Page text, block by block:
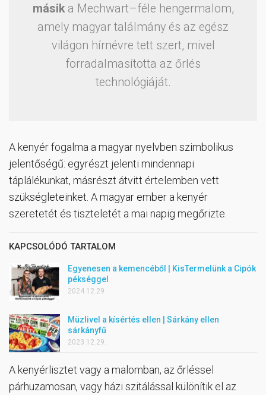
másika Mechwart–féle hengermalom,
amely magyar találmány és az egész
világon hírnévre tett szert, mivel
forradalmasította az őrlés
technológiáját.
A kenyér fogalma a magyar nyelvben szimbolikus
jelentőségű: egyrészt jelenti mindennapi
táplálékunkat, másrészt átvitt értelemben vett
szükségleteinket. A magyar ember a kenyér
szeretetét és tiszteletét a mai napig megőrizte.
KAPCSOLÓDÓ TARTALOM
Egyenesen a kemencéből | KisTermelünk a Cipók
pékséggel
2024.12.29.
Müzlivel a kísértés ellen | Sárkány ellen
sárkányfű
2023.12.29.
A kenyérlisztet vagy a malomban, az őrléssel
párhuzamosan, vagy házi szitálással különítik el az